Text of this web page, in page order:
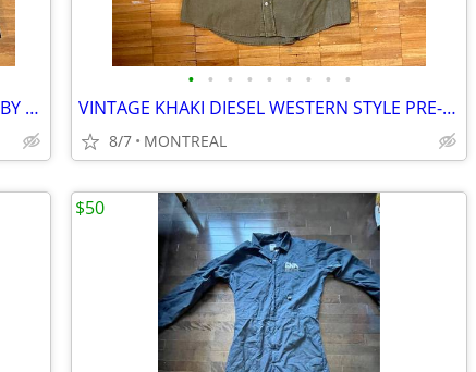
LIKE NEW ZEBRA PRINT TAILORED JACKET BY LIZ CLAIBORNE SIZE 10
• • • • • • • • •
VINTAGE KHAKI DIESEL WESTERN STYLE PRE-WASHED CORDUROY SHIRT
8/7 MONTREAL
$50